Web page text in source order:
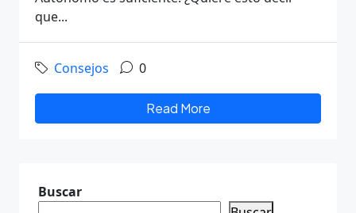
que...
Consejos 0
Read More
Buscar